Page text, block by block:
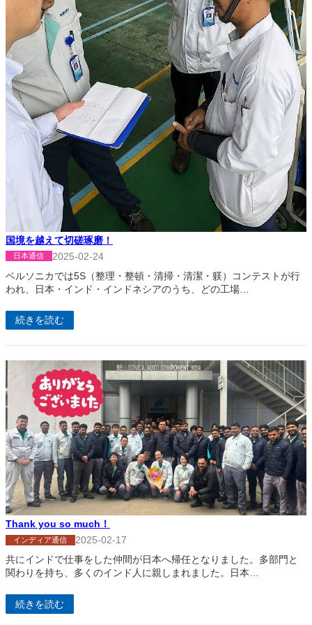
国境を越えて切磋琢磨！
日本通信
2025-02-24
ベルソニカでは5S（整理・整頓・清掃・清潔・躾）コンテストが行
われ、日本・インド・インドネシアのうち、どの工場…
続きを読む
Thank you so much！
インディア通信
2025-02-17
共にインドで仕事をした仲間が日本へ帰任となりました。多部門と
関わりを持ち、多くのインド人に親しまれました。日本…
続きを読む